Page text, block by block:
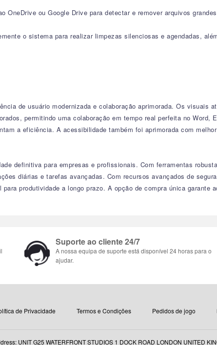
OneDrive ou Google Drive para detectar e remover arquivos
o sistema para realizar limpezas silenciosas e agendadas,
de usuário modernizada e colaboração aprimorada. Os visuais
permitindo uma colaboração em tempo real perfeita no
a eficiência. A acessibilidade também foi aprimorada com
definitiva para empresas e profissionais. Com ferramentas
diárias e tarefas avançadas. Com recursos avançados de
produtividade a longo prazo. A opção de compra única
Suporte ao cliente 24/7
A nossa equipa de suporte está disponível 24 horas para o
ajudar.
de Privacidade Termos e Condições Pedidos de jogo
UNIT G25 WATERFRONT STUDIOS 1 DOCK ROAD LONDON UNITED